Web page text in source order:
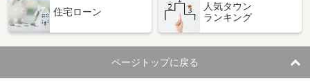
住宅ローン
人気タウン
ランキング
ページトップに戻る